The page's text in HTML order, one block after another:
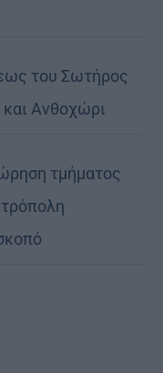
του Σωτήρος
Ανθοχώρι
τμήματος